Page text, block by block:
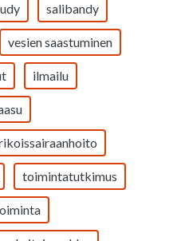
salibandy
vesien saastuminen
ilmailu
toimintatutkimus